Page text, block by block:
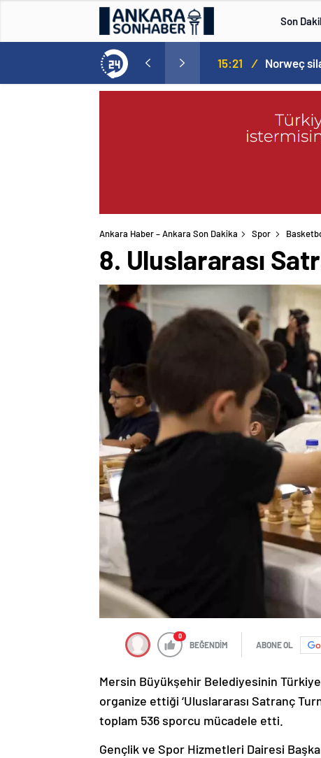
Son
Tam 5 futbolcu…. 15:21 /
Ankara Haber – Ankara Son Dakika Spor
8. Uluslararası
0
BEĞENDİM ABONE OL
Mersin Büyükşehir Belediyesinin
organize ettiği ‘Uluslararası Satranç
toplam 536 sporcu mücadele etti.
Gençlik ve Spor Hizmetleri Dairesi